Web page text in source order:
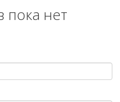
пока нет